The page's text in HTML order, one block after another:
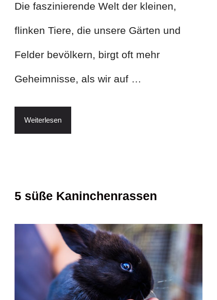
Die faszinierende Welt der kleinen,
flinken Tiere, die unsere Gärten und
Felder bevölkern, birgt oft mehr
Geheimnisse, als wir auf …
Weiterlesen
5 süße Kaninchenrassen